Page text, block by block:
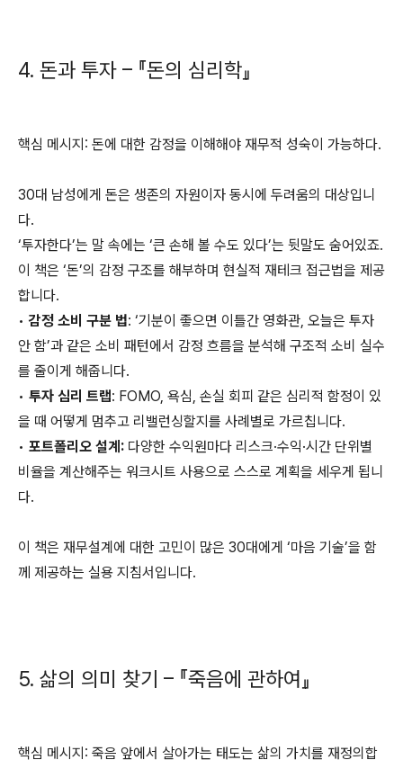
4. 돈과 투자 – 『돈의 심리학』
핵심 메시지: 돈에 대한 감정을 이해해야 재무적 성숙이 가능하다.
30대 남성에게 돈은 생존의 자원이자 동시에 두려움의 대상입니
다.
‘투자한다’는 말 속에는 ‘큰 손해 볼 수도 있다’는 뒷말도 숨어있죠.
이 책은 ‘돈’의 감정 구조를 해부하며 현실적 재테크 접근법을 제공
합니다.
• 감정 소비 구분 법: ‘기분이 좋으면 이틀간 영화관, 오늘은 투자
안 함’과 같은 소비 패턴에서 감정 흐름을 분석해 구조적 소비 실수
를 줄이게 해줍니다.
• 투자 심리 트랩: FOMO, 욕심, 손실 회피 같은 심리적 함정이 있
을 때 어떻게 멈추고 리밸런싱할지를 사례별로 가르칩니다.
• 포트폴리오 설계: 다양한 수익원마다 리스크·수익·시간 단위별
비율을 계산해주는 워크시트 사용으로 스스로 계획을 세우게 됩니
다.
이 책은 재무설계에 대한 고민이 많은 30대에게 ‘마음 기술’을 함
께 제공하는 실용 지침서입니다.
5. 삶의 의미 찾기 – 『죽음에 관하여』
핵심 메시지: 죽음 앞에서 살아가는 태도는 삶의 가치를 재정의합